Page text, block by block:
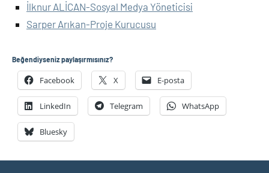
İlknur ALİCAN-Sosyal Medya Yöneticisi
Sarper Arıkan-Proje Kurucusu
Beğendiyseniz paylaşırmısınız?
Facebook X E-posta
LinkedIn Telegram WhatsApp
Bluesky